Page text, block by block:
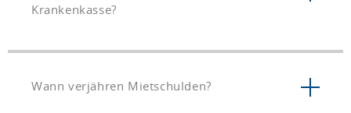
Krankenkasse?
Wann verjähren Mietschulden?